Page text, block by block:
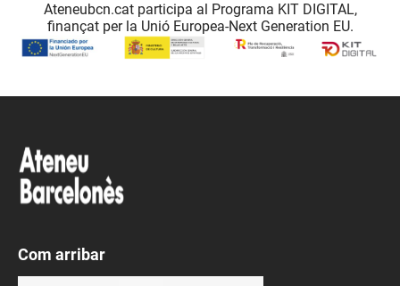
Ateneubcn.cat participa al Programa KIT DIGITAL,
finançat per la Unió Europea-Next Generation EU.
Com arribar